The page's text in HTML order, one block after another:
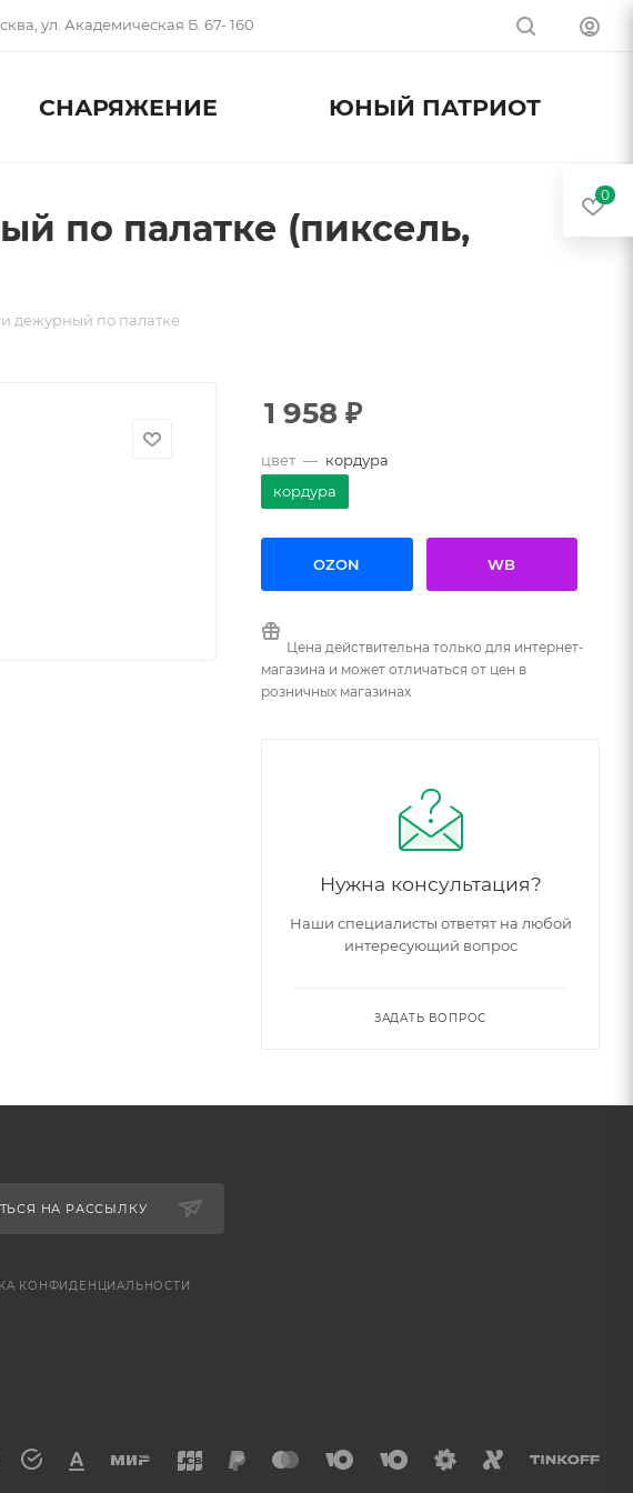
ул. Академическая Б. 67- 160
СНАРЯЖЕНИЕ ЮНЫЙ ПАТРИОТ
по палатке (пиксель,
дежурный по палатке
1 958 ₽
цвет — кордура
кордура
OZON WB
Цена действительна только для интернет-
магазина и может отличаться от цен в
розничных магазинах
Нужна консультация?
Наши специалисты ответят на любой
интересующий вопрос
ЗАДАТЬ ВОПРОС
НА РАССЫЛКУ
КОНФИДЕНЦИАЛЬНОСТИ
0